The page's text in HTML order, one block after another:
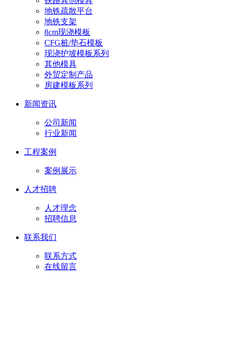
地铁疏散平台
地铁支架
8cm现浇模板
CFG桩/垫石模板
现浇护坡模板系列
其他模具
外贸定制产品
房建模板系列
新闻资讯
公司新闻
行业新闻
工程案例
案例展示
人才招聘
人才理念
招聘信息
联系我们
联系方式
在线留言